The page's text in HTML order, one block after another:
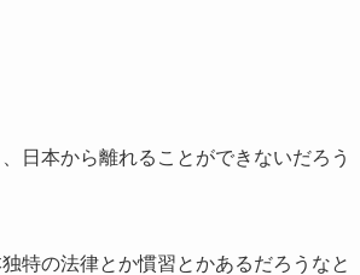
日本から離れることができないだろう
特の法律とか慣習とかあるだろうなと